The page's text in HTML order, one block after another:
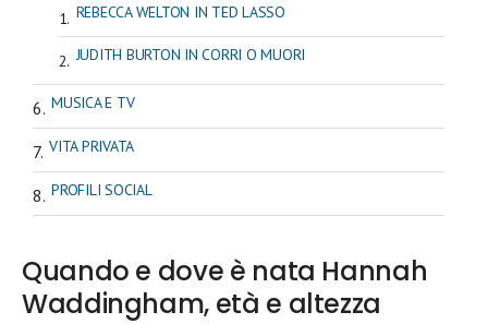
REBECCA WELTON IN TED LASSO
JUDITH BURTON IN CORRI O MUORI
MUSICA E TV
VITA PRIVATA
PROFILI SOCIAL
Quando e dove è nata Hannah
Waddingham, età e altezza